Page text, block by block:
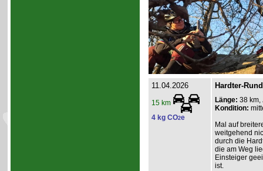
11.04.2026
15 km
4 kg CO2e
Hardter-
Länge: 38 km,
Kondition:
Mal auf
weitgehend
durch die
die am Weg
Einsteiger
ist.